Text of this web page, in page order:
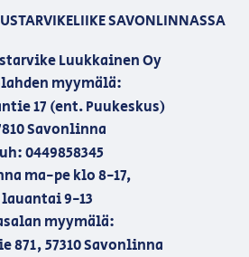
SAVONLINNASSA
Luukkainen Oy
myymälä:
17 (ent. Puukeskus)
Savonlinna
0449858345
ma-pe klo 8-17,
lauantai 9-13
myymälä:
871, 57310 Savonlinna